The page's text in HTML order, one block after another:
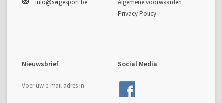
info@sergesport.be
Algemene voorwaarden
Privacy Policy
Nieuwsbrief Social Media